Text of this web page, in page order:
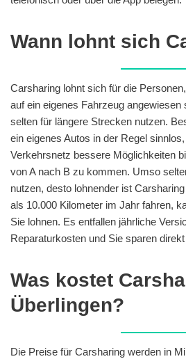
Wann lohnt sich
Carsharing lohnt sich für die
auf ein eigenes Fahrzeug angewiesen
selten für längere Strecken nutzen.
ein eigenes Autos in der Regel
Verkehrsnetz bessere Möglichkeiten
von A nach B zu kommen. Umso
nutzen, desto lohnender ist
als 10.000 Kilometer im Jahr fahren,
Sie lohnen. Es entfallen jährliche
Reparaturkosten und Sie sparen
Was kostet
Überlingen?
Die Preise für Carsharing werden in